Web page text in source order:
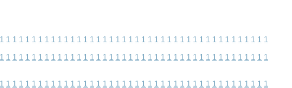
1 1 1 1 1 1 1 1 1 1 1 1 1 1 1 1 1 1 1 1 1 1 1 1 1 1 1 1 1 1 1 1 1 1 1 1 1 1 1 1 1 1
1 1 1 1 1 1 1 1 1 1 1 1 1 1 1 1 1 1 1 1 1 1 1 1 1 1 1 1 1 1 1 1 1 1 1 1 1 1 1 1 1 1
1 1 1 1 1 1 1 1 1 1 1 1 1 1 1 1 1 1 1 1 1 1 1 1 1 1 1 1 1 1 1 1 1 1 1 1 1 1 1 1 1 1